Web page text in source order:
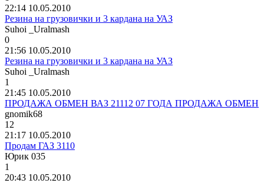
22:14 10.05.2010
Резина на грузовички и 3 кардана на УАЗ
Suhoi _Uralmash
0
21:56 10.05.2010
Резина на грузовички и 3 кардана на УАЗ
Suhoi _Uralmash
1
21:45 10.05.2010
ПРОДАЖА ОБМЕН ВАЗ 21112 07 ГОДА ПРОДАЖА ОБМЕН
gnomik68
12
21:17 10.05.2010
Продам ГАЗ 3110
Юрик 035
1
20:43 10.05.2010